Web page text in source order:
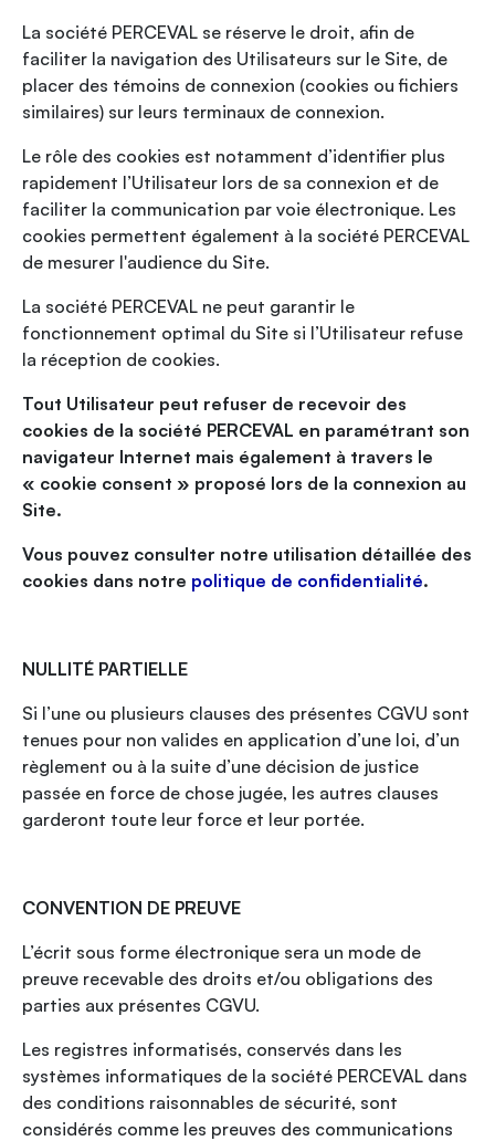
La société PERCEVAL se réserve le droit, afin de
faciliter la navigation des Utilisateurs sur le Site, de
placer des témoins de connexion (cookies ou fichiers
similaires) sur leurs terminaux de connexion.
Le rôle des cookies est notamment d’identifier plus
rapidement l’Utilisateur lors de sa connexion et de
faciliter la communication par voie électronique. Les
cookies permettent également à la société PERCEVAL
de mesurer l'audience du Site.
La société PERCEVAL ne peut garantir le
fonctionnement optimal du Site si l’Utilisateur refuse
la réception de cookies.
Tout Utilisateur peut refuser de recevoir des
cookies de la société PERCEVAL en paramétrant son
navigateur Internet mais également à travers le
« cookie consent » proposé lors de la connexion au
Site.
Vous pouvez consulter notre utilisation détaillée des
cookies dans notre politique de confidentialité.
NULLITÉ PARTIELLE
Si l’une ou plusieurs clauses des présentes CGVU sont
tenues pour non valides en application d’une loi, d’un
règlement ou à la suite d’une décision de justice
passée en force de chose jugée, les autres clauses
garderont toute leur force et leur portée.
CONVENTION DE PREUVE
L’écrit sous forme électronique sera un mode de
preuve recevable des droits et/ou obligations des
parties aux présentes CGVU.
Les registres informatisés, conservés dans les
systèmes informatiques de la société PERCEVAL dans
des conditions raisonnables de sécurité, sont
considérés comme les preuves des communications